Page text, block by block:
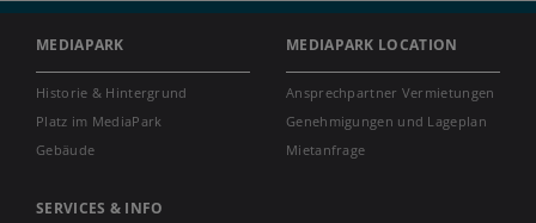
MEDIAPARK
Historie & Hintergrund
Platz im MediaPark
Gebäude
MEDIAPARK LOCATION
Ansprechpartner Vermietungen
Genehmigungen und Lageplan
Mietanfrage
SERVICES & INFO